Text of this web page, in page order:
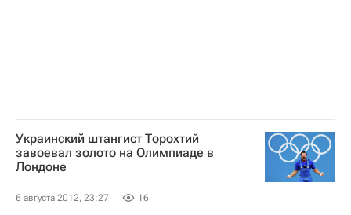
Украинский штангист Торохтий
завоевал золото на Олимпиаде в
Лондоне
6 августа 2012, 23:27 16